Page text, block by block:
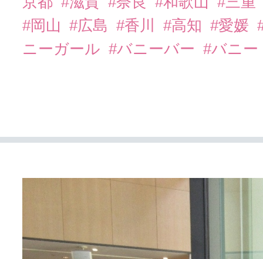
#岡山
#広島 #香川 #高知 #愛媛
ニーガール #バニーバー #バニー